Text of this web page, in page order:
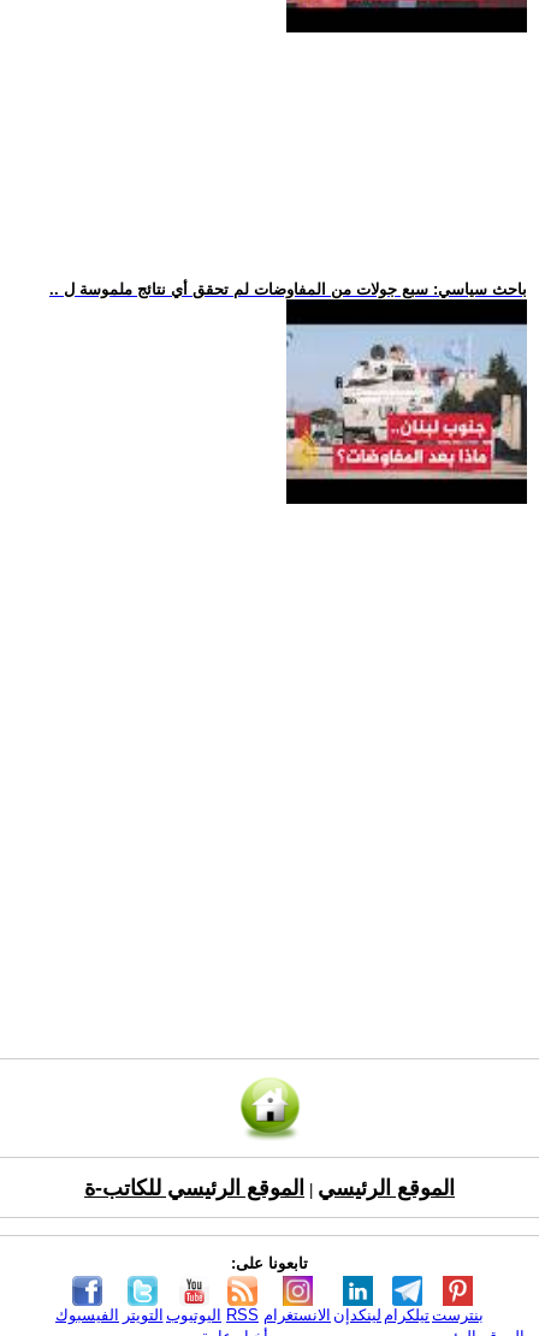
.. باحث سياسي: سبع جولات من المفاوضات لم تحقق أي نتائج ملموسة ل
الموقع الرئيسي الموقع الرئيسي للكاتب-ة
تابعونا على:
الفيسبوك التويتر اليوتيوب RSS الانستغرام لينكدإن تيلكرامبنترست